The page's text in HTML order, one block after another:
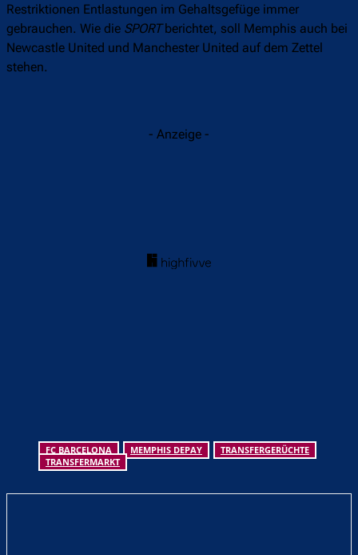
Restriktionen Entlastungen im Gehaltsgefüge immer
gebrauchen. Wie die SPORTberichtet, soll Memphis auch bei
Newcastle United und Manchester United auf dem Zettel
stehen.
- Anzeige -
FC BARCELONA MEMPHIS DEPAY
TRANSFERGERÜCHTE
TRANSFERMARKT